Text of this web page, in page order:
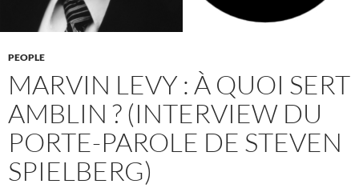
PEOPLE
MARVIN LEVY : À QUOI SERT
AMBLIN ? (INTERVIEW DU
PORTE-PAROLE DE STEVEN
SPIELBERG)